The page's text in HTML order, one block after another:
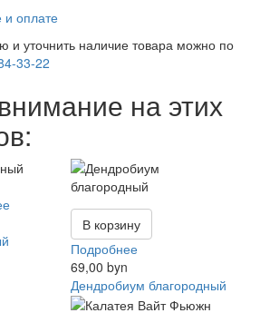
и оплате
и уточнить наличие товара можно по
33-22
на этих
В корзину
Подробнее
69,00 byn
Дендробиум благородный